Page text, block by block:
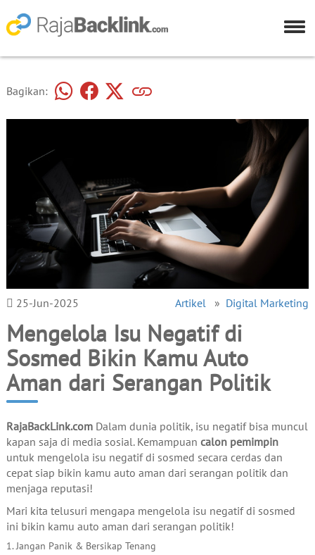
Bagikan:
25-Jun-2025 Artikel » Digital Marketing
Mengelola Isu Negatif di
Sosmed Bikin Kamu Auto
Aman dari Serangan Politik
RajaBackLink.comDalam dunia politik, isu negatif bisa muncul
kapan saja di media sosial. Kemampuan calon pemimpin
untuk mengelola isu negatif di sosmed secara cerdas dan
cepat siap bikin kamu auto aman dari serangan politik dan
menjaga reputasi!
Mari kita telusuri mengapa mengelola isu negatif di sosmed
ini bikin kamu auto aman dari serangan politik!
1. Jangan Panik & Bersikap Tenang